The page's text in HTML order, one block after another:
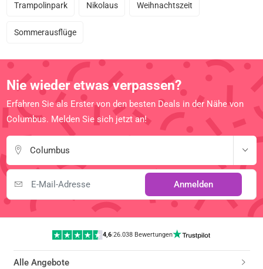
Trampolinpark Nikolaus Weihnachtszeit
Sommerausflüge
Nie wieder etwas verpassen?
Erfahren Sie als Erster von den besten Deals in der Nähe von
Columbus. Melden Sie sich jetzt an!
Columbus
Anmelden
4,6|26.038 Bewertungen
Alle Angebote